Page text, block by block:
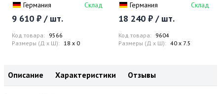
Германия
Склад
9 610 ₽ / шт.
Код товара: 9566
Размеры (Д x Ш): 18 x 0
Германия
Склад
18 240 ₽ / шт.
Код товара: 9604
Размеры (Д x Ш): 40 x 7.5
Описание Характеристики Отзывы